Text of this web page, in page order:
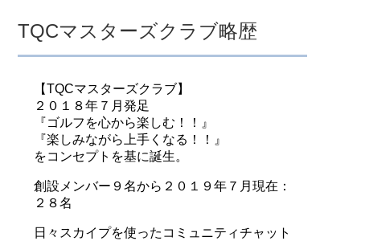
TQCマスターズクラブ略歴
【TQCマスターズクラブ】
２０１８年７月発足
『ゴルフを心から楽しむ！！』
『楽しみながら上手くなる！！』
をコンセプトを基に誕生。
創設メンバー９名から２０１９年７月現在：
２８名
日々スカイプを使ったコミュニティチャット